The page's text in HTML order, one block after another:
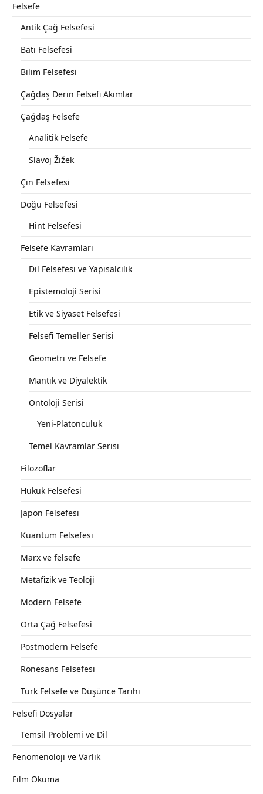
Felsefe
Antik Çağ Felsefesi
Batı Felsefesi
Bilim Felsefesi
Çağdaş Derin Felsefi Akımlar
Çağdaş Felsefe
Analitik Felsefe
Slavoj Žižek
Çin Felsefesi
Doğu Felsefesi
Hint Felsefesi
Felsefe Kavramları
Dil Felsefesi ve Yapısalcılık
Epistemoloji Serisi
Etik ve Siyaset Felsefesi
Felsefi Temeller Serisi
Geometri ve Felsefe
Mantık ve Diyalektik
Ontoloji Serisi
Yeni-Platonculuk
Temel Kavramlar Serisi
Filozoflar
Hukuk Felsefesi
Japon Felsefesi
Kuantum Felsefesi
Marx ve felsefe
Metafizik ve Teoloji
Modern Felsefe
Orta Çağ Felsefesi
Postmodern Felsefe
Rönesans Felsefesi
Türk Felsefe ve Düşünce Tarihi
Felsefi Dosyalar
Temsil Problemi ve Dil
Fenomenoloji ve Varlık
Film Okuma